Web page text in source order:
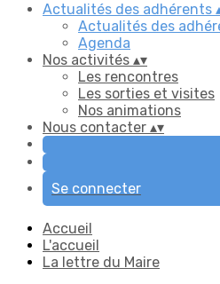
Actualités des adhérents
Actualités des
Agenda
Nos activités ▴▾
Les rencontres
Les sorties et visites
Nos animations
Nous contacter ▴▾
Se connecter
Accueil
L'accueil
La lettre du Maire